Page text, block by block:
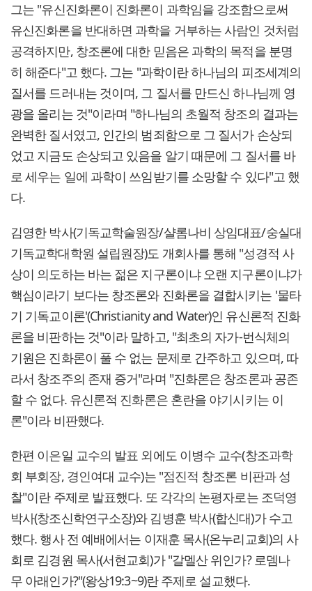
그는 "유신진화론이 진화론이 과학임을 강조함으로써
유신진화론을 반대하면 과학을 거부하는 사람인 것처럼
공격하지만, 창조론에 대한 믿음은 과학의 목적을 분명
히 해준다"고 했다. 그는 "과학이란 하나님의 피조세계의
질서를 드러내는 것이며, 그 질서를 만드신 하나님께 영
광을 올리는 것"이라며 "하나님의 초월적 창조의 결과는
완벽한 질서였고, 인간의 범죄함으로 그 질서가 손상되
었고 지금도 손상되고 있음을 알기 때문에 그 질서를 바
로 세우는 일에 과학이 쓰임받기를 소망할 수 있다"고 했
다.
김영한 박사(기독교학술원장/샬롬나비 상임대표/숭실대
기독교학대학원 설립원장)도 개회사를 통해 "성경적 사
상이 의도하는 바는 젊은 지구론이냐 오랜 지구론이냐가
핵심이라기 보다는 창조론와 진화론을 결합시키는 '물타
기 기독교이론'(Christianity and Water)인 유신론적 진화
론을 비판하는 것"이라 말하고, "최초의 자가-번식체의
기원은 진화론이 풀 수 없는 문제로 간주하고 있으며, 따
라서 창조주의 존재 증거"라며 "진화론은 창조론과 공존
할 수 없다. 유신론적 진화론은 혼란을 야기시키는 이
론"이라 비판했다.
한편 이은일 교수의 발표 외에도 이병수 교수(창조과학
회 부회장, 경인여대 교수)는 "점진적 창조론 비판과 성
찰"이란 주제로 발표했다. 또 각각의 논평자로는 조덕영
박사(창조신학연구소장)와 김병훈 박사(합신대)가 수고
했다. 행사 전 예배에서는 이재훈 목사(온누리교회)의 사
회로 김경원 목사(서현교회)가 "갈멜산 위인가? 로뎀나
무 아래인가?"(왕상19:3~9)란 주제로 설교했다.